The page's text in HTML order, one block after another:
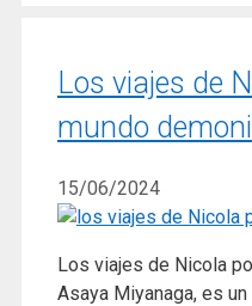
Los viajes de
mundo
15/06/2024
Los viajes de Nicola
Asaya Miyanaga, es